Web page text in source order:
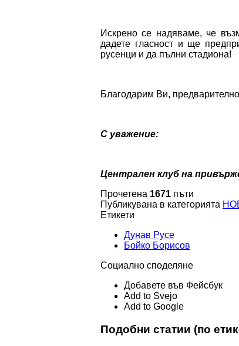
Искрено се надяваме, че
дадете гласност и ще
русенци и да пълни стадиона!
Благодарим Ви,
С уважение:
Централен клуб на
Прочетена 1671 пъти
Публикувана в категорията
Етикети
Дунав Русе
Бойко Борисов
Социално споделяне
Добавете във Фейсбук
Add to Svejo
Add to Google
Подобни статии (по